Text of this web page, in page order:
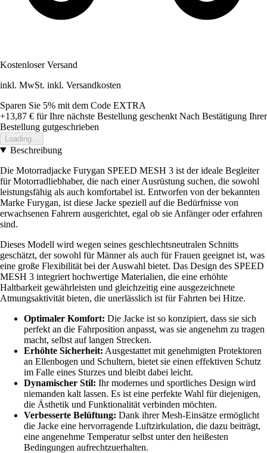
Kostenloser Versand
inkl. MwSt. inkl. Versandkosten
Sparen Sie 5% mit dem Code EXTRA
+13,87 € für Ihre nächste Bestellung geschenkt Nach Bestätigung Ihrer
Bestellung gutgeschrieben
Loading...
Beschreibung
Die Motorradjacke Furygan SPEED MESH 3 ist der ideale Begleiter
für Motorradliebhaber, die nach einer Ausrüstung suchen, die sowohl
leistungsfähig als auch komfortabel ist. Entworfen von der bekannten
Marke Furygan, ist diese Jacke speziell auf die Bedürfnisse von
erwachsenen Fahrern ausgerichtet, egal ob sie Anfänger oder erfahren
sind.
Dieses Modell wird wegen seines geschlechtsneutralen Schnitts
geschätzt, der sowohl für Männer als auch für Frauen geeignet ist, was
eine große Flexibilität bei der Auswahl bietet. Das Design des SPEED
MESH 3 integriert hochwertige Materialien, die eine erhöhte
Haltbarkeit gewährleisten und gleichzeitig eine ausgezeichnete
Atmungsaktivität bieten, die unerlässlich ist für Fahrten bei Hitze.
Optimaler Komfort: Die Jacke ist so konzipiert, dass sie sich
perfekt an die Fahrposition anpasst, was sie angenehm zu tragen
macht, selbst auf langen Strecken.
Erhöhte Sicherheit: Ausgestattet mit genehmigten Protektoren
an Ellenbogen und Schultern, bietet sie einen effektiven Schutz
im Falle eines Sturzes und bleibt dabei leicht.
Dynamischer Stil: Ihr modernes und sportliches Design wird
niemanden kalt lassen. Es ist eine perfekte Wahl für diejenigen,
die Ästhetik und Funktionalität verbinden möchten.
Verbesserte Belüftung: Dank ihrer Mesh-Einsätze ermöglicht
die Jacke eine hervorragende Luftzirkulation, die dazu beiträgt,
eine angenehme Temperatur selbst unter den heißesten
Bedingungen aufrechtzuerhalten.